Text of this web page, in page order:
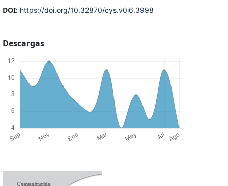
DOI: https://doi.org/10.32870/cys.v0i6.3998
Descargas